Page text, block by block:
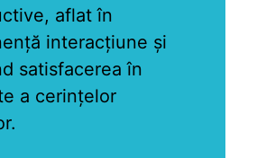
aflat în
interacțiune și
satisfacerea în
a cerințelor